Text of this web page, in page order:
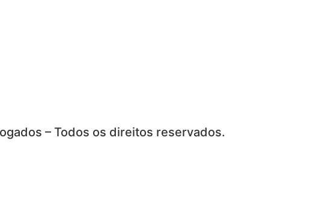
– Todos os direitos reservados.